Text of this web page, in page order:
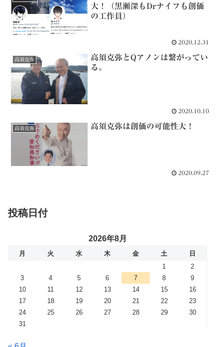
大！（黒瀬深もDrナイフも創価
の工作員）
2020.12.31
高須克弥
高須克弥とQアノンは繋がってい
る。
2020.10.10
高須克弥 高須克弥は創価の可能性大！
2020.09.27
投稿日付
2026年8月
月 火 水 木 金 土
日
1
2
3
4 5 6 7 8
9
10
11 12 13 14 15
16
17
18 19 20 21 22
23
24
25 26 27 28 29
30
31